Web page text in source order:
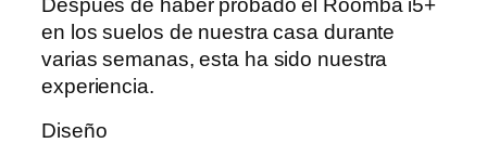
Después de haber probado el Roomba i5+
en los suelos de nuestra casa durante
varias semanas, esta ha sido nuestra
experiencia.
Diseño